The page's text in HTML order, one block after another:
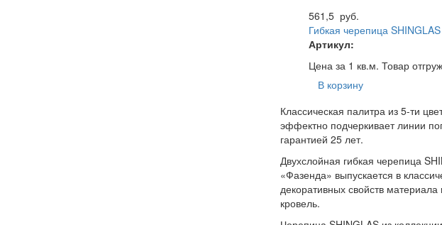
561,5 руб.
Гибкая черепица
Артикул:
Цена за 1 кв.м. Товар
В корзину
Классическая палитра из 5-ти
эффектно подчеркивает линии
гарантией 25 лет.
Двухслойная гибкая черепица
«Фазенда» выпускается в
декоративных свойств
кровель.